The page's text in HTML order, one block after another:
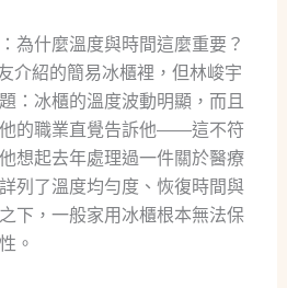
為什麼溫度與時間這麼重要？
介紹的簡易冰櫃裡，但林峻宇
：冰櫃的溫度波動明顯，而且
的職業直覺告訴他——這不符
想起去年處理過一件關於醫療
列了溫度均勻度、恢復時間與
下，一般家用冰櫃根本無法保
。